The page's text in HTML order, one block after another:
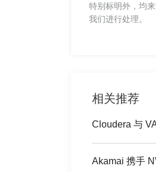
特别标明外，均
我们进行处理。
相关推荐
Cloudera 与
Akamai 携手